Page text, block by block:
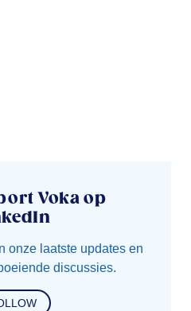
Voka op
onze laatste updates en
discussies.